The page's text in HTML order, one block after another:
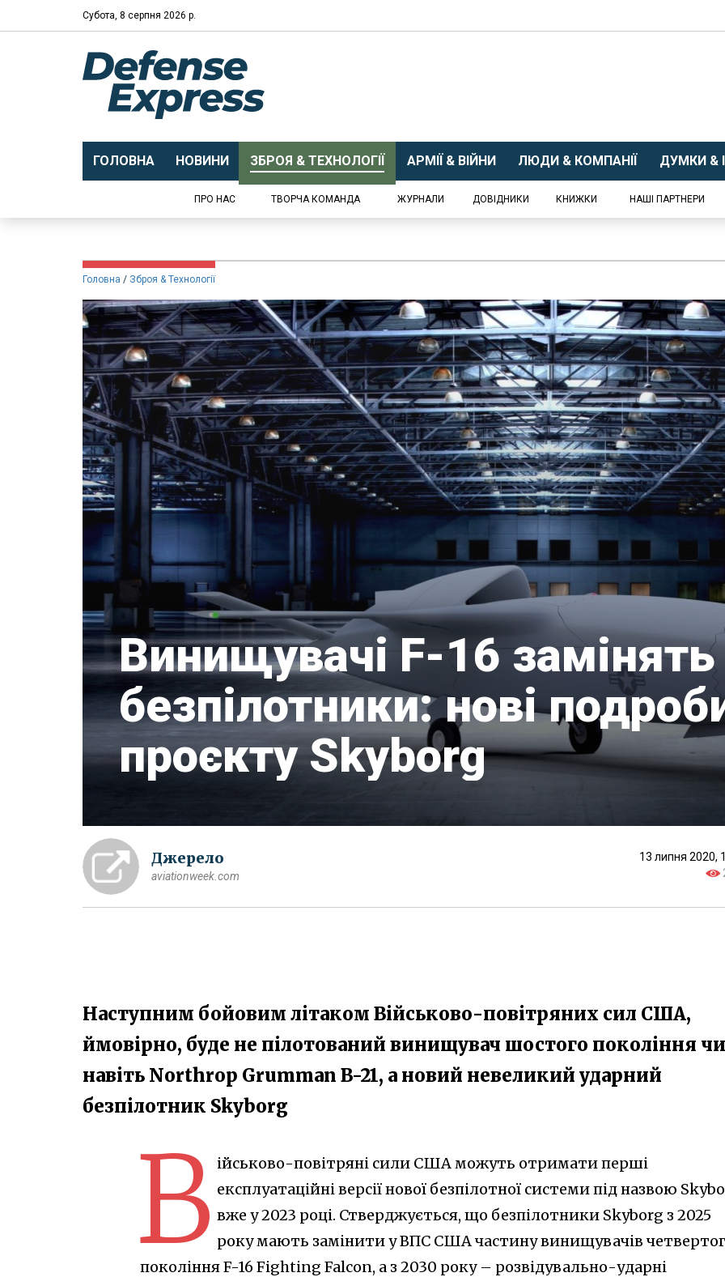
Субота, 8 серпня 2026 р.
ГОЛОВНА НОВИНИ ЗБРОЯ & ТЕХНОЛОГІЇ АРМІЇ & ВІЙНИ ЛЮДИ & КОМПАНІЇ ДУМКИ &
ПРО НАС ТВОРЧА КОМАНДА ЖУРНАЛИ ДОВІДНИКИ КНИЖКИ НАШІ ПАРТНЕРИ
Головна Зброя & Технології
Винищувачі F-16 замінять
безпілотники: нові
проєкту Skyborg
Джерело
aviationweek.com
13 липня 2020,
Наступним бойовим літаком Військово-повітряних сил США,
ймовірно, буде не пілотований винищувач шостого покоління чи
навіть Northrop Grumman B-21, а новий невеликий ударний
безпілотник Skyborg
В ійськово-повітряні сили США можуть отримати перші
експлуатаційні версії нової безпілотної системи під назвою
вже у 2023 році. Стверджується, що безпілотники Skyborg з 2025
року мають замінити у ВПС США частину винищувачів
покоління F-16 Fighting Falcon, а з 2030 року – розвідувально-ударні